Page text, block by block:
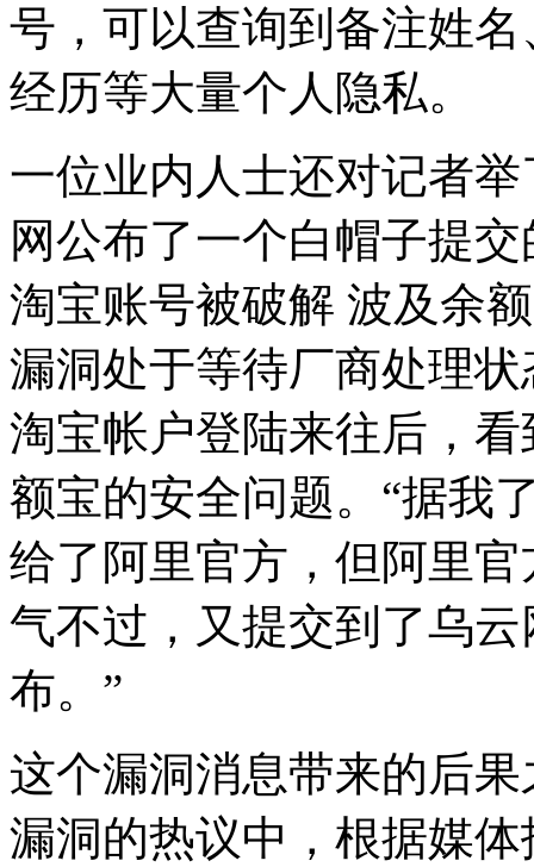
号，可以查询到备注姓
经历等大量个人隐私。
一位业内人士还对记者
网公布了一个白帽子提
淘宝账号被破解 波及余
漏洞处于等待厂商处理
淘宝帐户登陆来往后，
额宝的安全问题。“据我
给了阿里官方，但阿里
气不过，又提交到了乌
布。”
这个漏洞消息带来的后
漏洞的热议中，根据媒